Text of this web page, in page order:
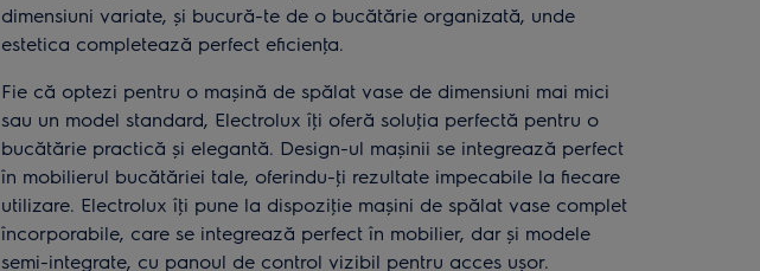
dimensiuni variate, și bucură-te de o bucătărie organizată, unde
estetica completează perfect eficienţa.
Fie că optezi pentru o mașină de spălat vase de dimensiuni mai mici
sau un model standard, Electrolux îţi oferă soluţia perfectă pentru o
bucătărie practică și elegantă. Design-ul mașinii se integrează perfect
în mobilierul bucătăriei tale, oferindu-ţi rezultate impecabile la fiecare
utilizare. Electrolux îţi pune la dispoziţie mașini de spălat vase complet
încorporabile, care se integrează perfect în mobilier, dar și modele
semi-integrate, cu panoul de control vizibil pentru acces ușor.